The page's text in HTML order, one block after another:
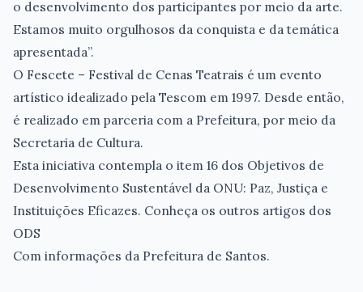
o desenvolvimento dos participantes por meio da arte.
Estamos muito orgulhosos da conquista e da temática
apresentada”.
O Fescete – Festival de Cenas Teatrais é um evento
artístico idealizado pela Tescom em 1997. Desde então,
é realizado em parceria com a Prefeitura, por meio da
Secretaria de Cultura.
Esta iniciativa contempla o item 16 dos Objetivos de
Desenvolvimento Sustentável da ONU: Paz, Justiça e
Instituições Eficazes. Conheça os outros artigos dos
ODS
Com informações da Prefeitura de Santos.